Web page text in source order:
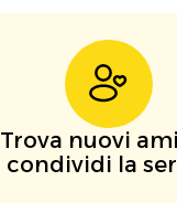
Trova nuovi
condividi la